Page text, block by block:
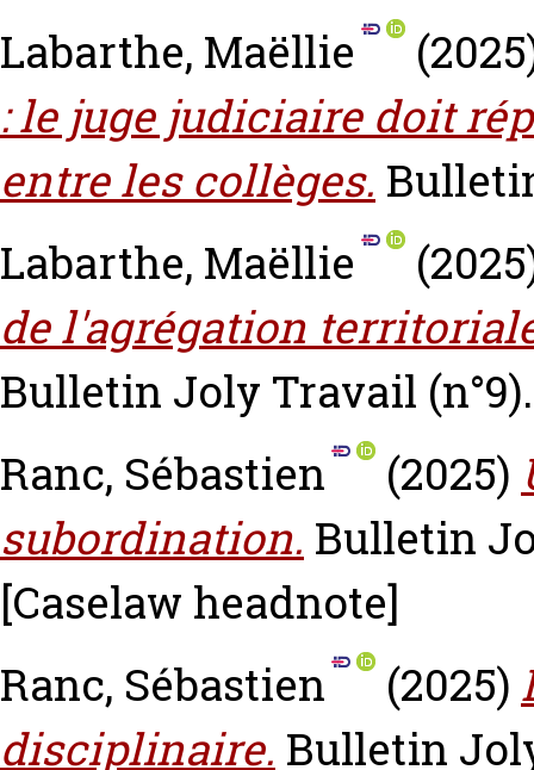
Labarthe, Maëllie
: le juge judiciaire doit
entre les collèges.
Labarthe, Maëllie
de l'agrégation
Bulletin Joly Travail
Ranc, Sébastien
(2025)
subordination. Bulletin
[Caselaw headnote]
Ranc, Sébastien
(2025)
disciplinaire. Bulletin